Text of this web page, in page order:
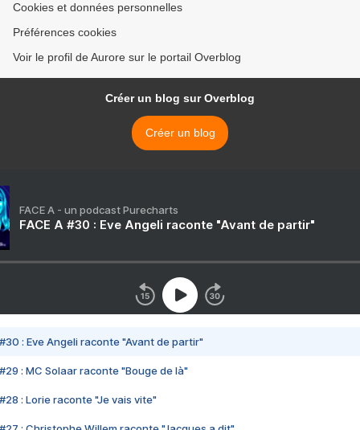
Cookies et données personnelles
Préférences cookies
Voir le profil de Aurore sur le portail Overblog
Créer un blog sur Overblog
Créer un blog
FACE A - un podcast Purecharts
FACE A #30 : Eve Angeli raconte "Avant de partir"
#30 : Eve Angeli raconte "Avant de partir"
#29 : MC Solaar raconte "Bouge de là"
#28 : Lorie raconte "Je vais vite"